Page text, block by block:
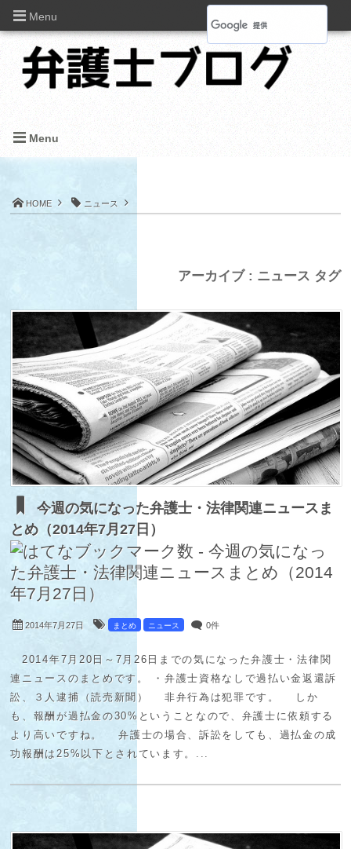
HOME ニュース
アーカイブ : ニュース タグ
今週の気になった弁護士・法律関連ニュースま
とめ（2014年7月27日）
2014年7月27日 まとめ ニュース 0件
2014年7月20日～7月26日までの気になった弁護士・法律関
連ニュースのまとめです。 ・弁護士資格なしで過払い金返還訴
訟、３人逮捕（読売新聞） 非弁行為は犯罪です。 しか
も、報酬が過払金の30%ということなので、弁護士に依頼する
より高いですね。 弁護士の場合、訴訟をしても、過払金の成
功報酬は25%以下とされています。...
Menu
Menu